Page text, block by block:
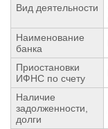
Вид деятельности
Наименование
банка
Приостановки
ИФНС по счету
Наличие
задолженности,
долги